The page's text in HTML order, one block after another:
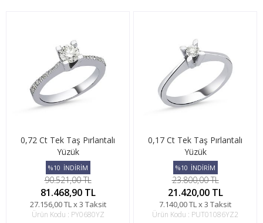
0,72 Ct Tek Taş Pırlantalı
Yüzük
%10 İNDİRİM
90.521,00 TL
81.468,90 TL
27.156,00 TL x 3 Taksit
Ürün Kodu : PY0680YZ
0,17 Ct Tek Taş Pırlantalı
Yüzük
%10 İNDİRİM
23.800,00 TL
21.420,00 TL
7.140,00 TL x 3 Taksit
Ürün Kodu : PUT01086YZ2